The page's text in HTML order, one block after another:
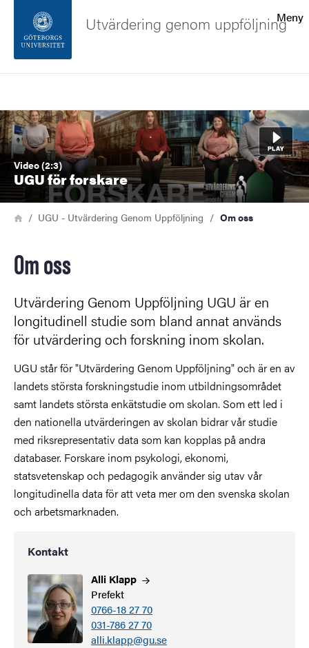
Sidfoten
Om webbplatsen
Meny
Utvärdering genom uppföljning
Video (2:3)
UGU för forskare
Bild
Länkstig
HemUGU - Utvärdering Genom Uppföljning Om oss
Om oss
Utvärdering Genom Uppföljning UGU är en
longitudinell studie som bland annat används
för utvärdering och forskning inom skolan.
UGU står för "Utvärdering Genom Uppföljning" och är en av
landets största forskningstudie inom utbildningsområdet
samt landets största enkätstudie om skolan. Som ett led i
den nationella utvärderingen av skolan bidrar vår studie
med riksrepresentativ data som kan kopplas på andra
databaser. Forskare inom psykologi, ekonomi,
statsvetenskap och pedagogik använder sig utav vår
longitudinella data för att veta mer om den svenska skolan
och arbetsmarknaden.
Kontakt
Alli Klapp
Prefekt
0766-18 27 70
031-786 27 70
alli.klapp@gu.se